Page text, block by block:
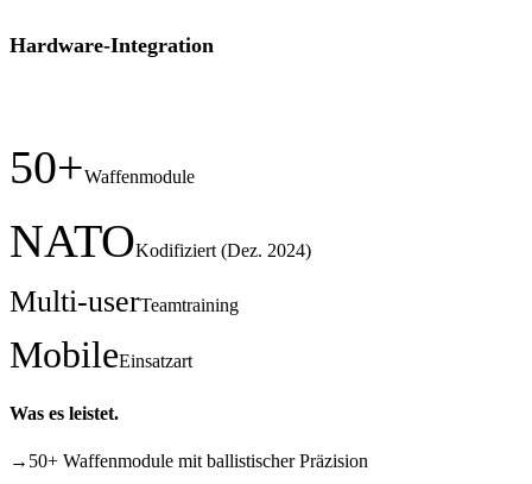
Hardware-Integration
50+Waffenmodule
NATOKodifiziert (Dez. 2024)
Multi-userTeamtraining
MobileEinsatzart
Was es leistet.
→ 50+ Waffenmodule mit ballistischer Präzision